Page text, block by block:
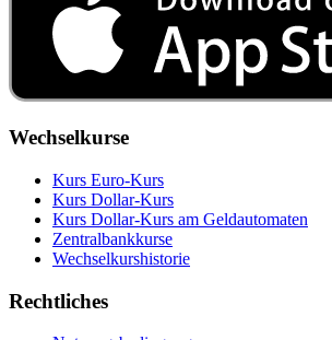
Wechselkurse
Kurs Euro-Kurs
Kurs Dollar-Kurs
Kurs Dollar-Kurs am Geldautomaten
Zentralbankkurse
Wechselkurshistorie
Rechtliches